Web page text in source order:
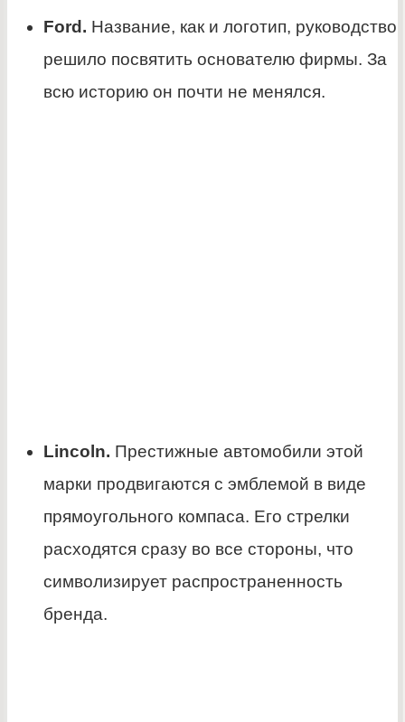
Ford. Название, как и логотип, руководство
решило посвятить основателю фирмы. За
всю историю он почти не менялся.
Lincoln. Престижные автомобили этой
марки продвигаются с эмблемой в виде
прямоугольного компаса. Его стрелки
расходятся сразу во все стороны, что
символизирует распространенность
бренда.